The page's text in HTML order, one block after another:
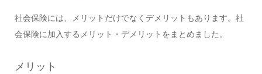
社会保険には、メリットだけでなくデメリットもあります。社
会保険に加入するメリット・デメリットをまとめました。
メリット